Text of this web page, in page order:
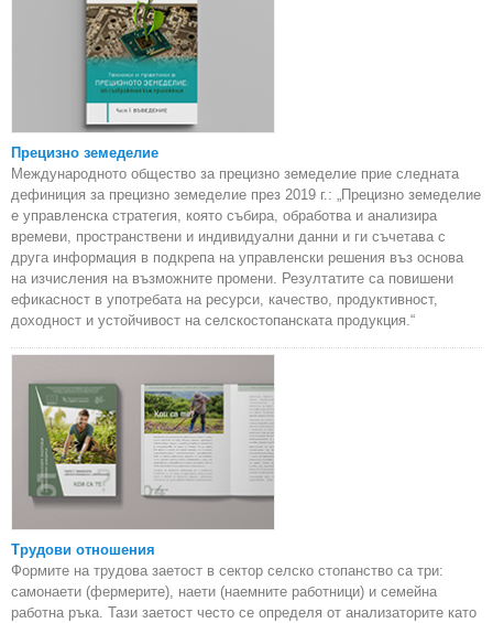
Прецизно земеделие
Международното общество за прецизно земеделие прие следната
дефиниция за прецизно земеделие през 2019 г.: „Прецизно земеделие
е управленска стратегия, която събира, обработва и анализира
времеви, пространствени и индивидуални данни и ги съчетава с
друга информация в подкрепа на управленски решения въз основа
на изчисления на възможните промени. Резултатите са повишени
ефикасност в употребата на ресурси, качество, продуктивност,
доходност и устойчивост на селскостопанската продукция.“
Трудови отношения
Формите на трудова заетост в сектор селско стопанство са три:
самонаети (фермерите), наети (наемните работници) и семейна
работна ръка. Тази заетост често се определя от анализаторите като